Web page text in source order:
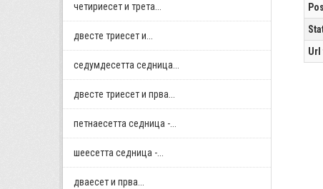
четириесет и трета...
двестe триесет и...
седумдесетта седница...
двестe триесет и прва...
петнаесетта седница -...
шеесетта седница -...
дваесет и прва...
Url